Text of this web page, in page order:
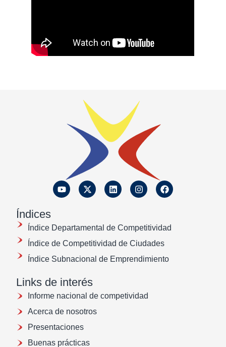
Índices
Índice Departamental de Competitividad
Índice de Competitividad de Ciudades
Índice Subnacional de Emprendimiento
Links de interés
Informe nacional de competividad
Acerca de nosotros
Presentaciones
Buenas prácticas